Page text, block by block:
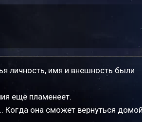
личность, имя и внешность были
ещё пламенеет.
она сможет вернуться